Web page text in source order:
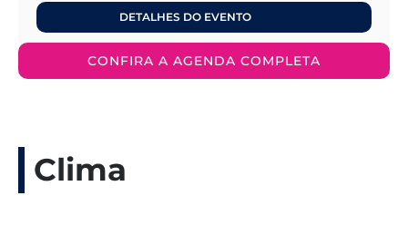
DETALHES DO EVENTO
CONFIRA A AGENDA COMPLETA
Clima